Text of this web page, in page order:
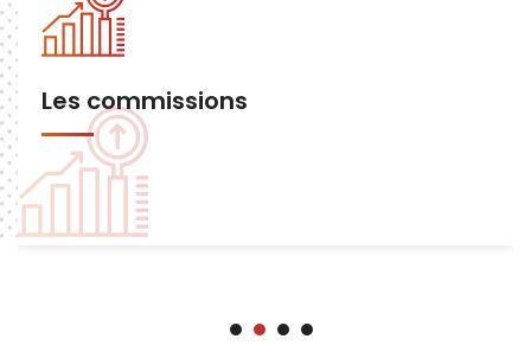
Les commissions